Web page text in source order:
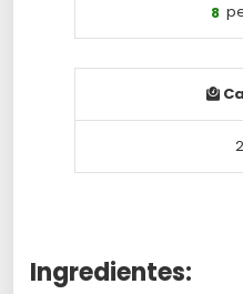
8
Ingredientes: